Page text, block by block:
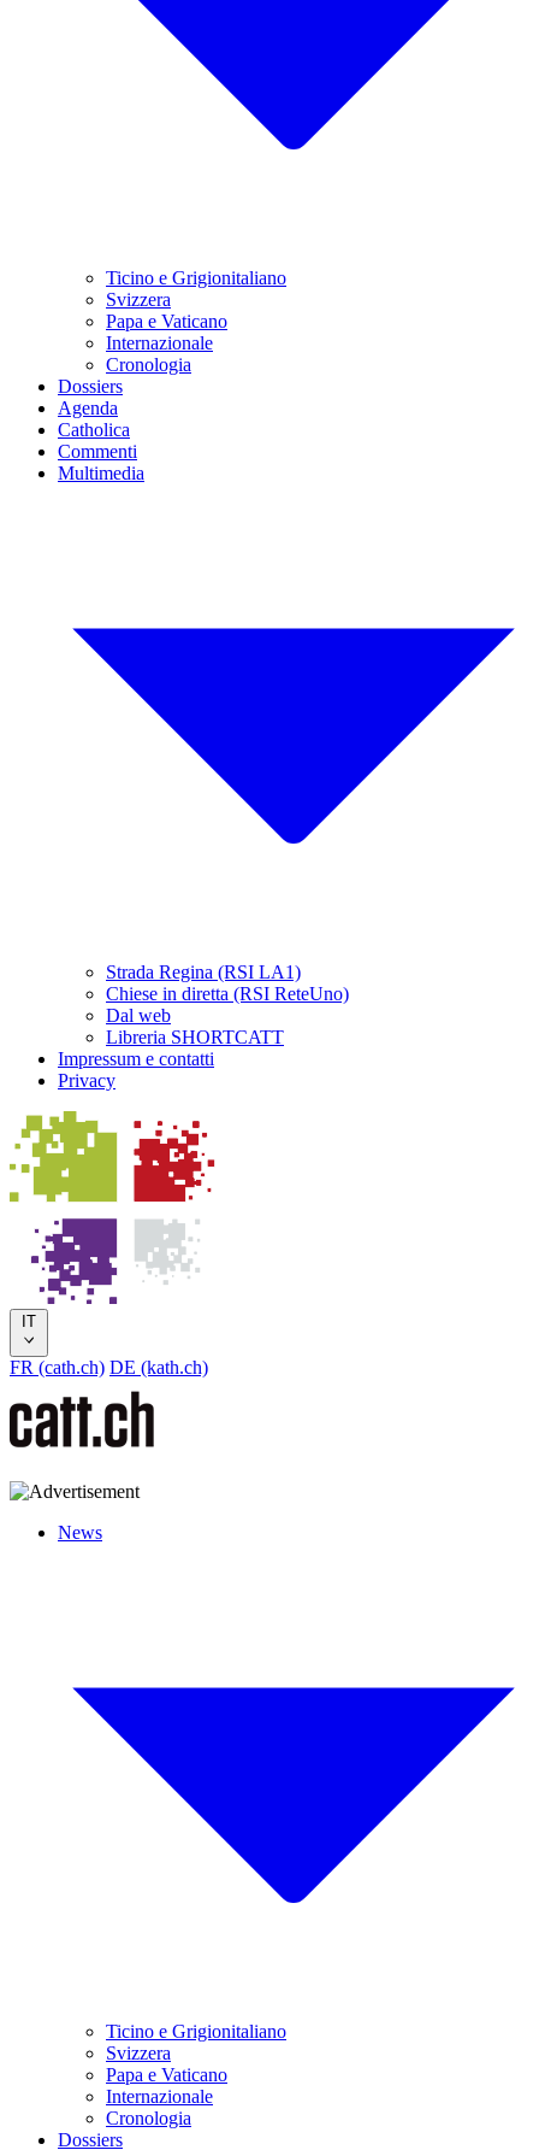
Ticino e Grigionitaliano
Svizzera
Papa e Vaticano
Internazionale
Cronologia
Dossiers
Agenda
Catholica
Commenti
Multimedia
Strada Regina (RSI LA1)
Chiese in diretta (RSI ReteUno)
Dal web
Libreria SHORTCATT
Impressum e contatti
Privacy
IT
FR (cath.ch) DE (kath.ch)
News
Ticino e Grigionitaliano
Svizzera
Papa e Vaticano
Internazionale
Cronologia
Dossiers